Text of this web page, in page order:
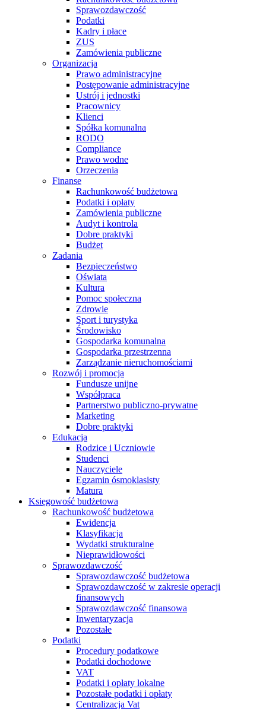
Sprawozdawczość
Podatki
Kadry i płace
ZUS
Zamówienia publiczne
Organizacja
Prawo administracyjne
Postępowanie administracyjne
Ustrój i jednostki
Pracownicy
Klienci
Spółka komunalna
RODO
Compliance
Prawo wodne
Orzeczenia
Finanse
Rachunkowość budżetowa
Podatki i opłaty
Zamówienia publiczne
Audyt i kontrola
Dobre praktyki
Budżet
Zadania
Bezpieczeństwo
Oświata
Kultura
Pomoc społeczna
Zdrowie
Sport i turystyka
Środowisko
Gospodarka komunalna
Gospodarka przestrzenna
Zarządzanie nieruchomościami
Rozwój i promocja
Fundusze unijne
Współpraca
Partnerstwo publiczno-prywatne
Marketing
Dobre praktyki
Edukacja
Rodzice i Uczniowie
Studenci
Nauczyciele
Egzamin ósmoklasisty
Matura
Księgowość budżetowa
Rachunkowość budżetowa
Ewidencja
Klasyfikacja
Wydatki strukturalne
Nieprawidłowości
Sprawozdawczość
Sprawozdawczość budżetowa
Sprawozdawczość w zakresie operacji
finansowych
Sprawozdawczość finansowa
Inwentaryzacja
Pozostałe
Podatki
Procedury podatkowe
Podatki dochodowe
VAT
Podatki i opłaty lokalne
Pozostałe podatki i opłaty
Centralizacja Vat